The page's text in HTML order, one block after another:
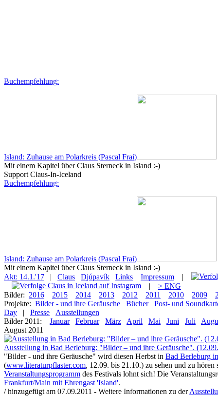
Buchempfehlung:
Island: Zuhause am Polarkreis (Pascal Frai)
Mit einem Kapitel über Claus Sterneck in Island :-)
Support Claus-In-Iceland
Buchempfehlung:
Island: Zuhause am Polarkreis (Pascal Frai)
Mit einem Kapitel über Claus Sterneck in Island :-)
Akt: 14.1.'17
| Claus Djúpavík Links Impressum
|
|
> ENG
Bilder: 2016 2015 2014 2013 2012 2011 2010 2009
Projekte: Bilder - und ihre Geräusche Bücher
Post- und
Day
| Presse
Ausstellungen
Bilder 2011:
Januar Februar März April Mai Juni Juli
August 2011
Ausstellung in Bad Berleburg: "Bilder – und ihre Geräusche".
"Bilder - und ihre Geräusche" wird diesen Herbst in Bad Berleburg
(www.literaturpflaster.com, 12.09. bis 21.10.) zu sehen und zu
Veranstaltungsprogramm des Festivals lohnt sich! Die
Frankfurt/Main mit Ehrengast 'Island'.
/ hinzugefügt am 07.09.2011 - Weitere Informationen zu der